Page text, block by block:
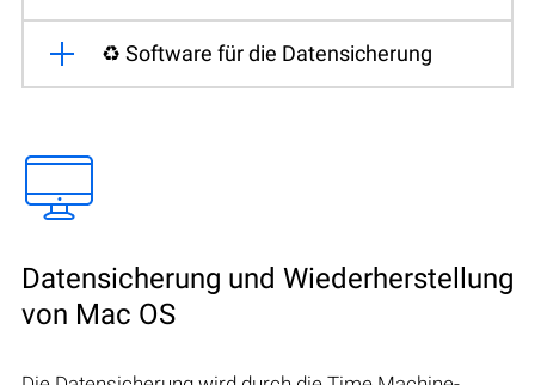
♻️ Software für die Datensicherung
Datensicherung und Wiederherstellung
von Mac OS